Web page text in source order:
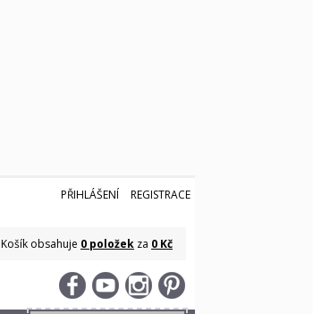
PŘIHLÁŠENÍ REGISTRACE
Košík obsahuje 0 položek za 0 Kč